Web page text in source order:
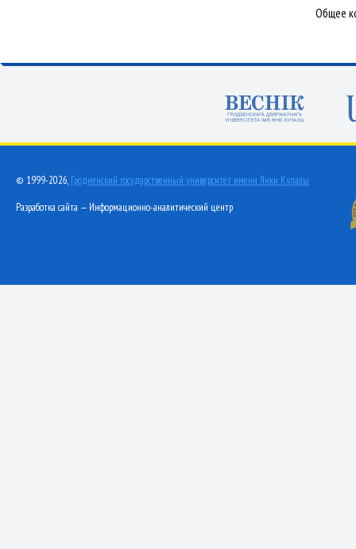
Общее
© 1999-2026, Гродненский государственный университет имени Янки Купалы
Разработка сайта — Информационно-аналитический центр